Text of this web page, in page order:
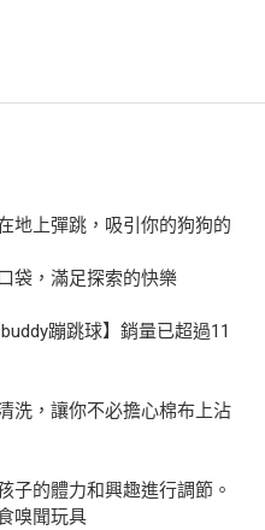
地上彈跳，吸引你的狗狗的
袋，滿足探索的快樂
蹦跳球】銷量已超過11
洗，讓你不必擔心棉布上沾
子的體力和興趣進行調節。
嗅聞玩具